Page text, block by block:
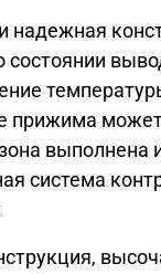
надежная
прижима может
выполнена
система